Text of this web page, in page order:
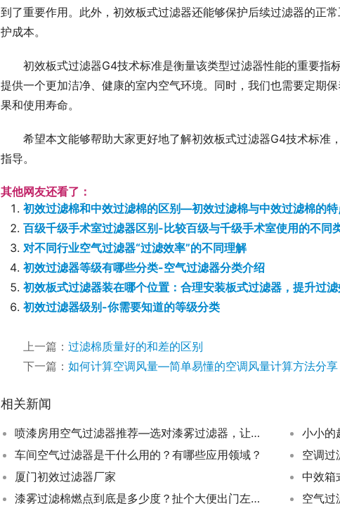
到了重要作用。此外，初效板式过滤器还能够保护后续过滤器的正
护成本。
初效板式过滤器G4技术标准是衡量该类型过滤器性能的重要指
提供一个更加洁净、健康的室内空气环境。同时，我们也需要定期
果和使用寿命。
希望本文能够帮助大家更好地了解初效板式过滤器G4技术标准
指导。
其他网友还看了：
初效过滤棉和中效过滤棉的区别—初效过滤棉与中效过滤棉的
百级千级手术室过滤器区别-比较百级与千级手术室使用的不同
对不同行业空气过滤器“过滤效率”的不同理解
初效过滤器等级有哪些分类-空气过滤器分类介绍
初效板式过滤器装在哪个位置：合理安装板式过滤器，提升过
初效过滤器级别-你需要知道的等级分类
上一篇： 过滤棉质量好的和差的区别
下一篇： 如何计算空调风量—简单易懂的空调风量计算方法分享
相关新闻
喷漆房用空气过滤器推荐—选对漆雾过滤器，让喷漆效果更上一层楼
小小的
车间空气过滤器是干什么用的？有哪些应用领域？
空调过
厦门初效过滤器厂家
漆雾过滤棉燃点到底是多少度？扯个大便出门左转这里看！
空气过